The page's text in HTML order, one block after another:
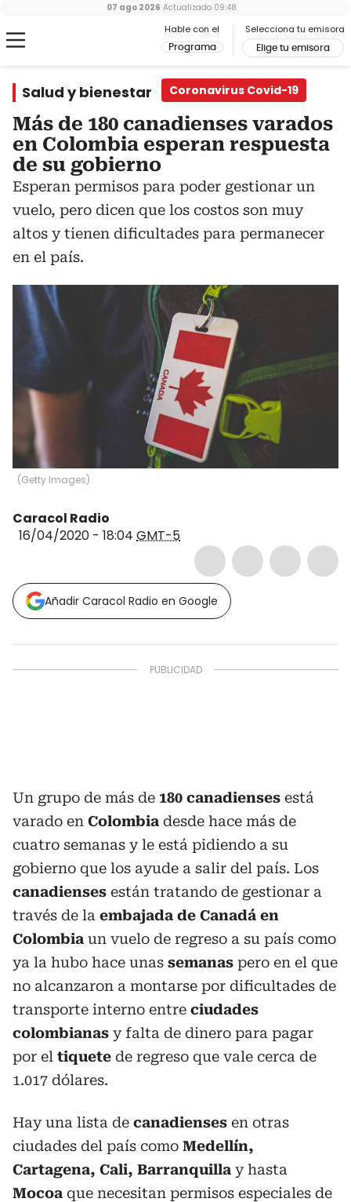
Hable con el
Programa
Selecciona tu emisora
Elige tu emisora
07 ago 2026 Actualizado 09:48
Salud y bienestar Coronavirus Covid-19
Más de 180 canadienses varados
en Colombia esperan respuesta
de su gobierno
Esperan permisos para poder gestionar un
vuelo, pero dicen que los costos son muy
altos y tienen dificultades para permanecer
en el país.
(Getty Images)
Caracol Radio
16/04/2020 - 18:04 GMT-5
Añadir Caracol Radio en Google
Un grupo de más de 180 canadienses está
varado en Colombia desde hace más de
cuatro semanas y le está pidiendo a su
gobierno que los ayude a salir del país. Los
canadienses están tratando de gestionar a
través de la embajada de Canadá en
Colombia un vuelo de regreso a su país como
ya la hubo hace unas semanas pero en el que
no alcanzaron a montarse por dificultades de
transporte interno entre ciudades
colombianas y falta de dinero para pagar
por el tiquete de regreso que vale cerca de
1.017 dólares.
Hay una lista de canadienses en otras
ciudades del país como Medellín,
Cartagena, Cali, Barranquilla y hasta
Mocoa que necesitan permisos especiales de